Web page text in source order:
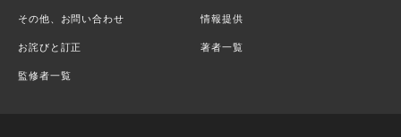
その他、お問い合わせ 情報提供
お詫びと訂正 著者一覧
監修者一覧